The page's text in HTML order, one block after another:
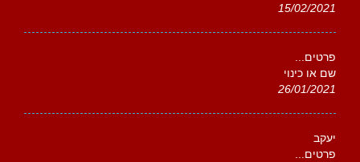
15/02/2021
פרטים...
שם או כינוי
26/01/2021
יעקב
פרטים...